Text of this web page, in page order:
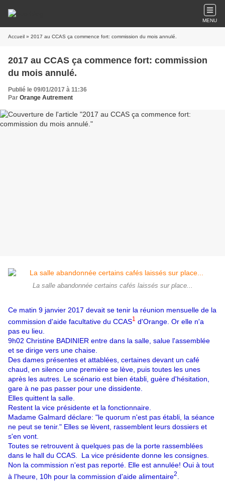
MENU
Accueil » 2017 au CCAS ça commence fort: commission du mois annulé.
2017 au CCAS ça commence fort: commission
du mois annulé.
Publié le 09/01/2017 à 11:36
Par Orange Autrement
La salle abandonnée certains cafés laissés sur place...
Ce matin 9 janvier 2017 devait se tenir la réunion mensuelle de la
commission d'aide facultative du CCAS1
d'Orange. Or elle n'a
pas eu lieu.
9h02 Christine BADINIER entre dans la salle, salue l'assemblée
et se dirige vers une chaise.
Des dames présentes et attablées, certaines devant un café
chaud, en silence une première se lève, puis toutes les unes
après les autres. Le scénario est bien établi, guère d'hésitation,
gare à ne pas passer pour une dissidente.
Elles quittent la salle.
Restent la vice présidente et la fonctionnaire.
Madame Galmard déclare: "le quorum n'est pas établi, la séance
ne peut se tenir." Elles se lèvent, rassemblent leurs dossiers et
s'en vont.
Toutes se retrouvent à quelques pas de la porte rassemblées
dans le hall du CCAS. La vice présidente donne les consignes.
Non la commission n'est pas reporté. Elle est annulée! Oui à tout
à l'heure, 10h pour la commission d'aide alimentaire2